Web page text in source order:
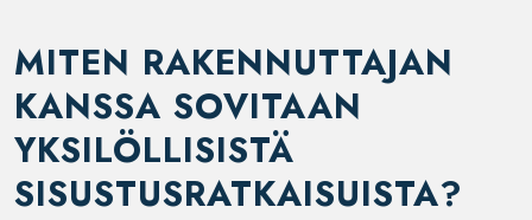
MITEN RAKENNUTTAJAN
KANSSA SOVITAAN
YKSILÖLLISISTÄ
SISUSTUSRATKAISUISTA?